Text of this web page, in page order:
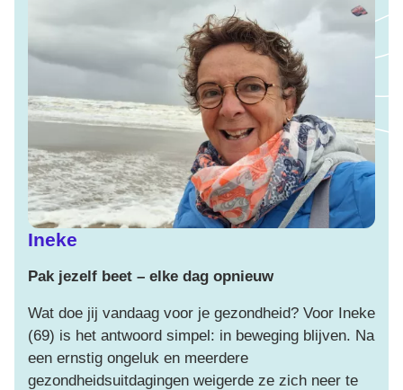
Ineke
Pak jezelf beet – elke dag opnieuw
Wat doe jij vandaag voor je gezondheid? Voor Ineke
(69) is het antwoord simpel: in beweging blijven. Na
een ernstig ongeluk en meerdere
gezondheidsuitdagingen weigerde ze zich neer te